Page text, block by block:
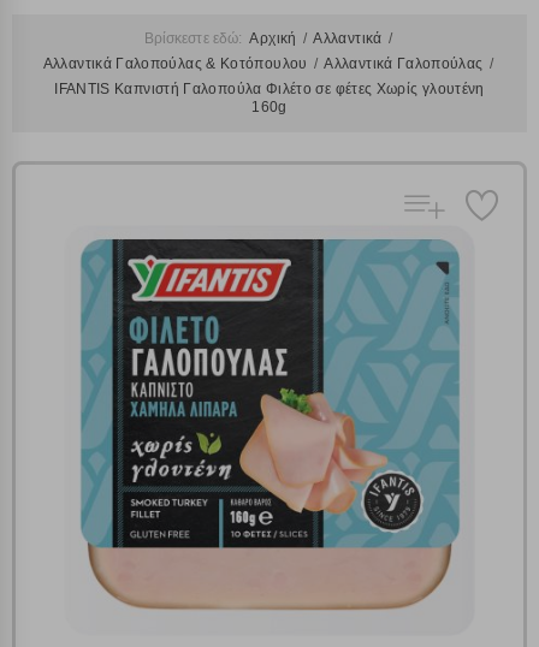
Βρίσκεστε εδώ: Αρχική
Αλλαντικά
Αλλαντικά Γαλοπούλας & Κοτόπουλου
Αλλαντικά Γαλοπούλας
IFANTIS Καπνιστή Γαλοπούλα Φιλέτο σε φέτες Χωρίς γλουτένη
160g